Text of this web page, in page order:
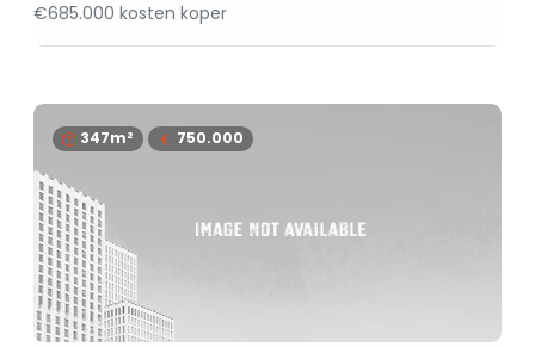
€685.000 kosten koper
347m² 750.000